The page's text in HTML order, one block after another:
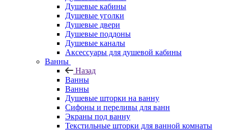
Душевые кабины
Душевые уголки
Душевые двери
Душевые поддоны
Душевые каналы
Аксессуары для душевой кабины
Ванны
Назад
Ванны
Ванны
Душевые шторки на ванну
Сифоны и переливы для ванн
Экраны под ванну
Текстильные шторки для ванной комнаты